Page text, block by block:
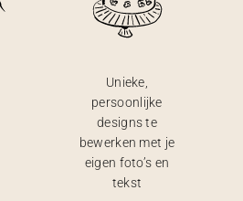
Unieke,
persoonlijke
designs te
bewerken met je
eigen foto’s en
tekst